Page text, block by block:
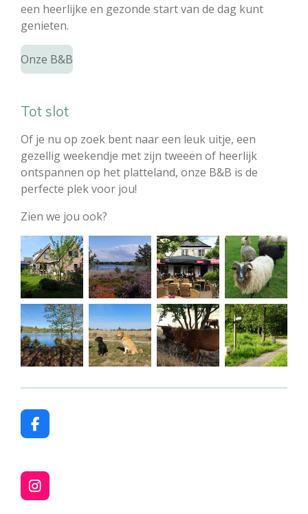
een heerlijke en gezonde start van de dag kunt
genieten.
Onze B&B
Tot slot
Of je nu op zoek bent naar een leuk uitje, een
gezellig weekendje met zijn tweeën of heerlijk
ontspannen op het platteland, onze B&B is de
perfecte plek voor jou!
Zien we jou ook?
F
a
e
b
o
I
n